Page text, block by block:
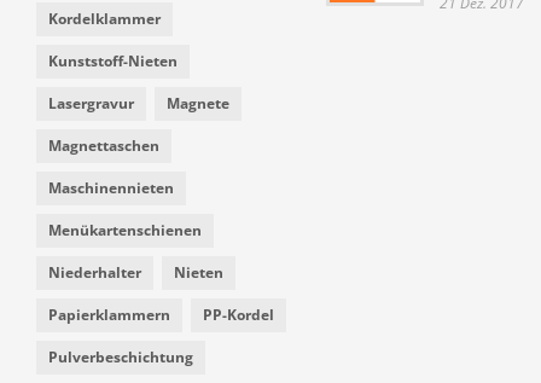
Kordelklammer
Kunststoff-Nieten
Lasergravur Magnete
Magnettaschen
Maschinennieten
Menükartenschienen
Niederhalter Nieten
Papierklammern PP-Kordel
Pulverbeschichtung